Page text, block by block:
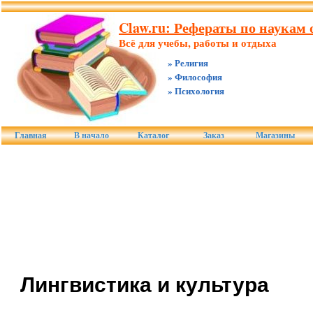
Claw.ru: Рефераты по наукам
Всё для учебы, работы и отдыха
» Религия
» Философия
» Психология
Главная В начало Каталог Заказ Магазины
Лингвистика и культура